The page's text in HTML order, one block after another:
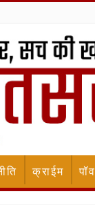
क्राईम